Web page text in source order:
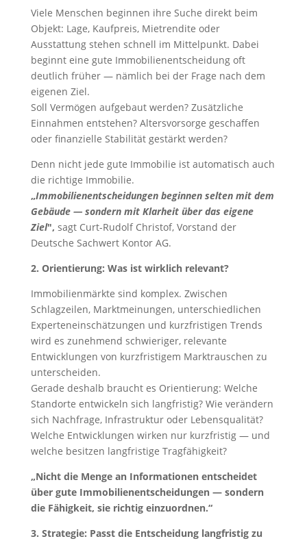
Viele Menschen beginnen ihre Suche direkt beim
Objekt: Lage, Kaufpreis, Mietrendite oder
Ausstattung stehen schnell im Mittelpunkt. Dabei
beginnt eine gute Immobilienentscheidung oft
deutlich früher — nämlich bei der Frage nach dem
eigenen Ziel.
Soll Vermögen aufgebaut werden? Zusätzliche
Einnahmen entstehen? Altersvorsorge geschaffen
oder finanzielle Stabilität gestärkt werden?
Denn nicht jede gute Immobilie ist automatisch auch
die richtige Immobilie.
„Immobilienentscheidungen beginnen selten mit dem
Gebäude — sondern mit Klarheit über das eigene
Ziel", sagt Curt-Rudolf Christof, Vorstand der
Deutsche Sachwert Kontor AG.
2. Orientierung: Was ist wirklich relevant?
Immobilienmärkte sind komplex. Zwischen
Schlagzeilen, Marktmeinungen, unterschiedlichen
Experteneinschätzungen und kurzfristigen Trends
wird es zunehmend schwieriger, relevante
Entwicklungen von kurzfristigem Marktrauschen zu
unterscheiden.
Gerade deshalb braucht es Orientierung: Welche
Standorte entwickeln sich langfristig? Wie verändern
sich Nachfrage, Infrastruktur oder Lebensqualität?
Welche Entwicklungen wirken nur kurzfristig — und
welche besitzen langfristige Tragfähigkeit?
„Nicht die Menge an Informationen entscheidet
über gute Immobilienentscheidungen — sondern
die Fähigkeit, sie richtig einzuordnen.“
3. Strategie: Passt die Entscheidung langfristig zu